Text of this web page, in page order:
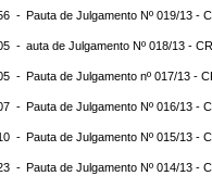
- Pauta de Julgamento Nº 019/13 -
- auta de Julgamento Nº 018/13 -
- Pauta de Julgamento nº 017/13 -
- Pauta de Julgamento Nº 016/13 -
- Pauta de Julgamento Nº 015/13 -
- Pauta de Julgamento Nº 014/13 -